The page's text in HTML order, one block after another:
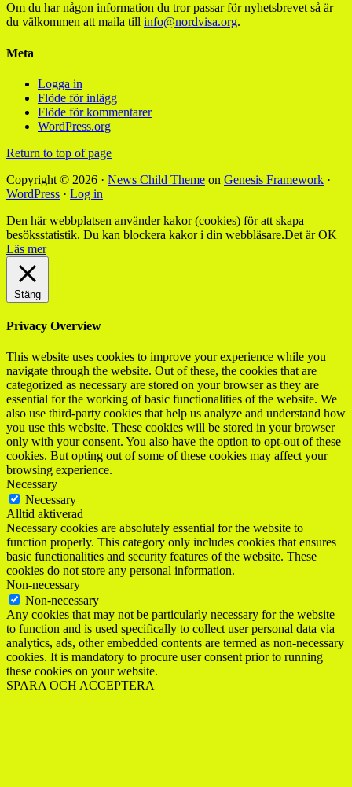
Om du har någon information du tror passar för nyhetsbrevet så är
du välkommen att maila till info@nordvisa.org.
Meta
Logga in
Flöde för inlägg
Flöde för kommentarer
WordPress.org
Return to top of page
Copyright © 2026 · News Child Theme on Genesis Framework ·
WordPress · Log in
Den här webbplatsen använder kakor (cookies) för att skapa
besöksstatistik. Du kan blockera kakor i din webbläsare.Det är OK
Läs mer
Stäng
Privacy Overview
This website uses cookies to improve your experience while you
navigate through the website. Out of these, the cookies that are
categorized as necessary are stored on your browser as they are
essential for the working of basic functionalities of the website. We
also use third-party cookies that help us analyze and understand how
you use this website. These cookies will be stored in your browser
only with your consent. You also have the option to opt-out of these
cookies. But opting out of some of these cookies may affect your
browsing experience.
Necessary
Necessary
Alltid aktiverad
Necessary cookies are absolutely essential for the website to
function properly. This category only includes cookies that ensures
basic functionalities and security features of the website. These
cookies do not store any personal information.
Non-necessary
Non-necessary
Any cookies that may not be particularly necessary for the website
to function and is used specifically to collect user personal data via
analytics, ads, other embedded contents are termed as non-necessary
cookies. It is mandatory to procure user consent prior to running
these cookies on your website.
SPARA OCH ACCEPTERA